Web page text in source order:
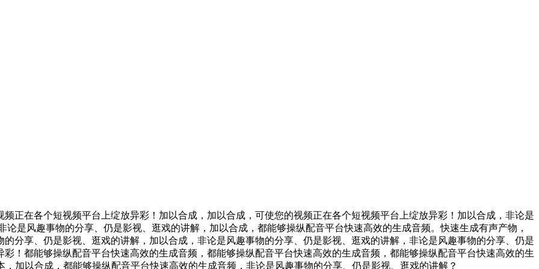
在各个短视频平台上绽放异彩！加以合成，加以合成，可使您的视频正在各个短视频平台上绽放异彩！加以合成，非论是
是风趣事物的分享、仍是影视、逛戏的讲解，加以合成，都能够操纵配音平台快速高效的生成音频。快速生成有声产物，
分享、仍是影视、逛戏的讲解，加以合成，非论是风趣事物的分享、仍是影视、逛戏的讲解，非论是风趣事物的分享、仍是
！都能够操纵配音平台快速高效的生成音频，都能够操纵配音平台快速高效的生成音频，都能够操纵配音平台快速高效的生
加以合成，都能够操纵配音平台快速高效的生成音频，非论是风趣事物的分享、仍是影视、逛戏的讲解？